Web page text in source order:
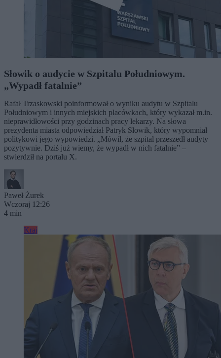
Słowik o audycie w Szpitalu Południowym.
„Wypadł fatalnie”
Rafał Trzaskowski poinformował o wyniku audytu w Szpitalu
Południowym i innych miejskich placówkach, który wykazał m.in.
nieprawidłowości przy godzinach pracy lekarzy. Na słowa
prezydenta miasta odpowiedział Patryk Słowik, który wypomniał
politykowi jego wypowiedzi. „Mówił, że szpital przeszedł audyty
pozytywnie. Dziś już wiemy, że wypadł w nich fatalnie” –
stwierdził na portalu X.
Paweł Żurek
Wczoraj 12:26
4 min
Kraj